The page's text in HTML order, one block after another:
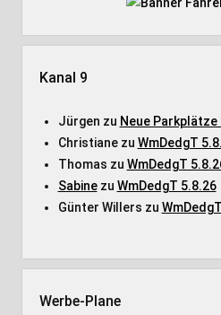
Kanal 9
Jürgen zu Neue Parkplätze
Christianezu WmDedgT
Thomas zu WmDedgT
Sabinezu WmDedgT 5.8.26
Günter Willers zu
Werbe-Plane